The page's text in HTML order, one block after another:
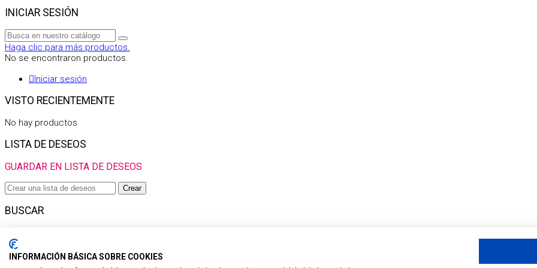
INICIAR SESIÓN
Haga clic para más productos.
No se encontraron productos.
Iniciar sesión
VISTO RECIENTEMENTE
No hay productos
LISTA DE DESEOS
GUARDAR EN LISTA DE DESEOS
Crear
BUSCAR
Haga clic para más productos.
No se encontraron productos.
INFORMACIÓN BÁSICA SOBRE COOKIES